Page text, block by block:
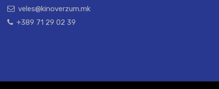
veles@kinoverzum.mk
+389 71 29 02 39